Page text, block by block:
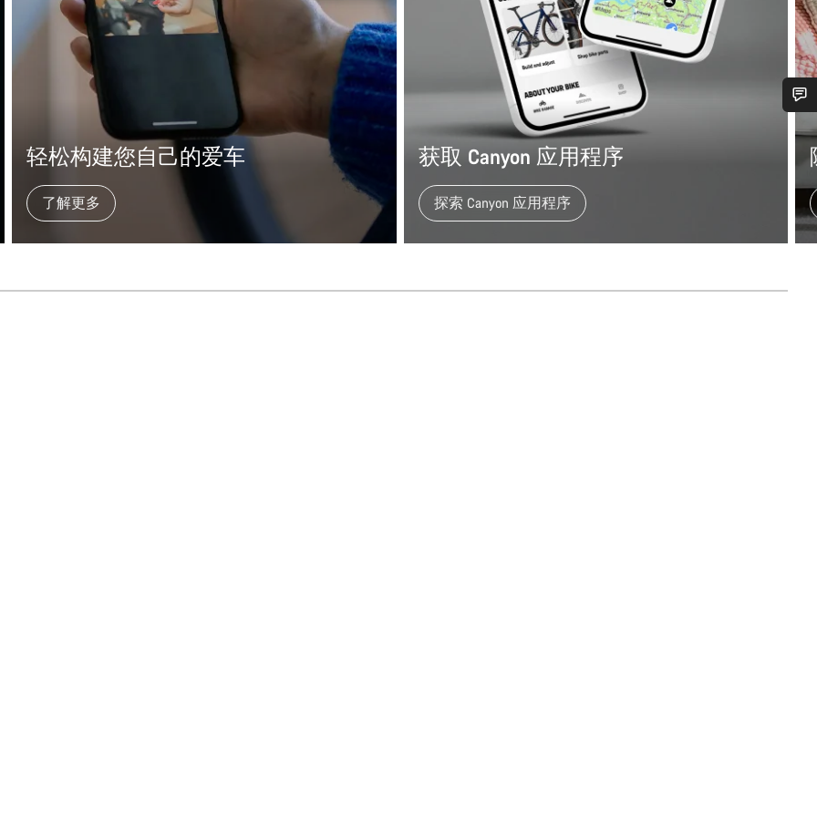
轻松构建您自己的爱车
了解更多
获取 Canyon 应用程序
探索 Canyon 应用程序
您需要帮助吗？
我们的客户支持专家正在等待为您答疑解惑。
开始聊天